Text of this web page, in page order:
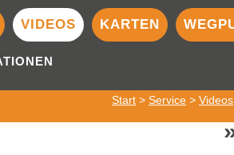
VIDEOS KARTEN
Start > Service > Videos